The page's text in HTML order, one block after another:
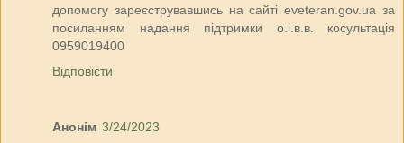
допомогу зареєструвавшись на сайті eveteran.gov.ua за
посиланням надання підтримки о.і.в.в. косультація
0959019400
Відповісти
Анонім 3/24/2023